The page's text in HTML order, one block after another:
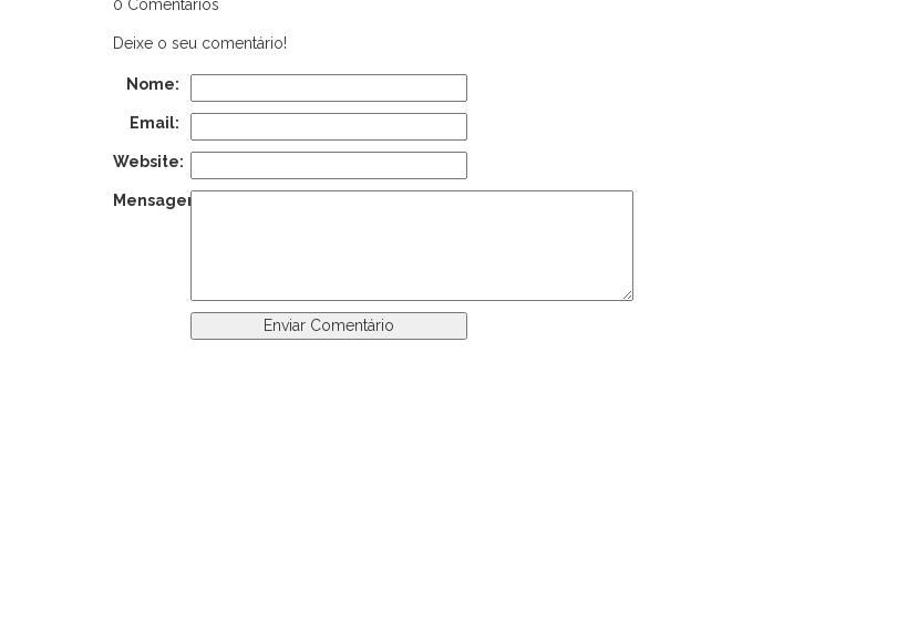
0 Comentários
Deixe o seu comentário!
Nome:
Email:
Website:
Mensagem: